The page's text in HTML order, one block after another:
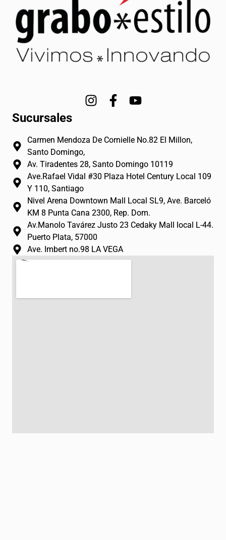
I
t
g
r
m
F
e
o
o
-
f
Y
t
b
e
Sucursales
Carmen Mendoza De Cornielle No.82 El Millon,
Santo Domingo,
Av. Tiradentes 28, Santo Domingo 10119
Ave.Rafael Vidal #30 Plaza Hotel Century Local 109
Y 110, Santiago
Nivel Arena Downtown Mall Local SL9, Ave. Barceló
KM 8 Punta Cana 2300, Rep. Dom.
Av.Manolo Tavárez Justo 23 Cedaky Mall local L-44.
Puerto Plata, 57000
Ave. Imbert no.98 LA VEGA